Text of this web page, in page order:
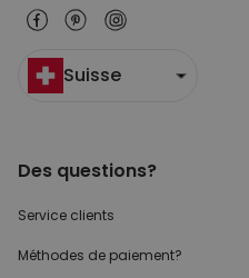
Suisse
Des questions?
Service clients
Méthodes de paiement?